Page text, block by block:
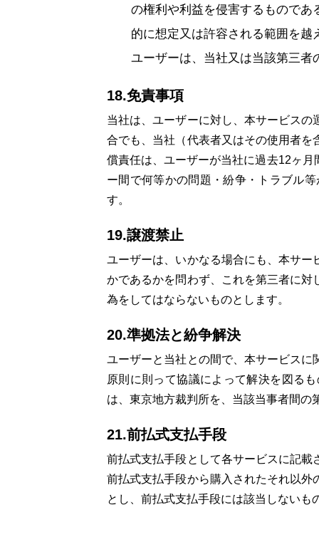
の権利や利益を侵害するもので
的に想定又は許容される範囲を
ユーザーは、当社又は当該第三
18.免責事項
当社は、ユーザーに対し、本サービス
合でも、当社（代表者又はその使用者
償責任は、ユーザーが当社に過去12ヶ
ー間で何等かの問題・紛争・トラブル
す。
19.譲渡禁止
ユーザーは、いかなる場合にも、本サ
かであるかを問わず、これを第三者に
為をしてはならないものとします。
20.準拠法と紛争解決
ユーザーと当社との間で、本サービス
原則に則って協議によって解決を図る
は、東京地方裁判所を、当該当事者間
21.前払式支払手段
前払式支払手段として各サービスに記
前払式支払手段から購入されたそれ以
とし、前払式支払手段には該当しないも